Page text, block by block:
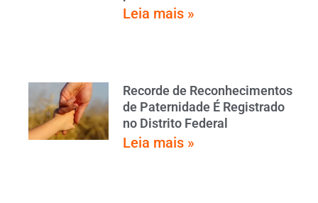
Leia mais »
Recorde de Reconhecimentos
de Paternidade É Registrado
no Distrito Federal
Leia mais »